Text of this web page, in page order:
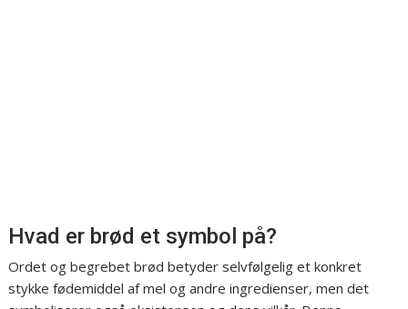
Hvad er brød et symbol på?
Ordet og begrebet brød betyder selvfølgelig et konkret
stykke fødemiddel af mel og andre ingredienser, men det